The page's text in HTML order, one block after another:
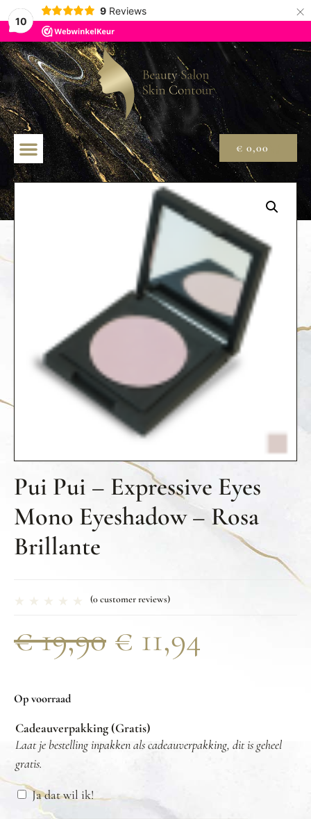
10
9 Reviews ×
€ 0,00
Pui Pui – Expressive Eyes
Mono Eyeshadow – Rosa
Brillante
(0customer reviews)
€19,90 € 11,94
Op voorraad
Cadeauverpakking (Gratis)
Laat je bestelling inpakken als cadeauverpakking, dit is geheel
gratis.
Ja dat wil ik!